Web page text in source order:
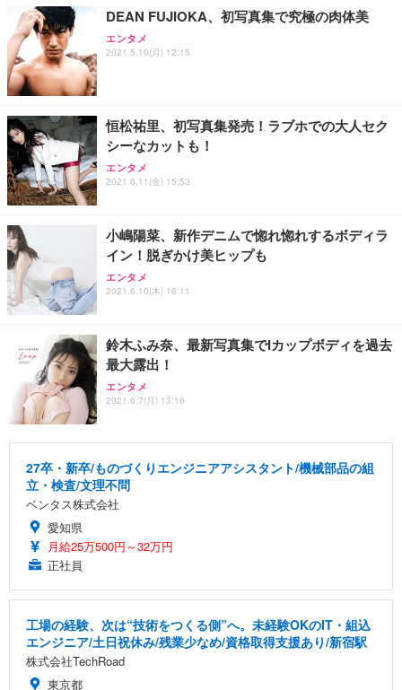
DEAN FUJIOKA、初写真集で究極の肉体美
エンタメ
2021.5.10(月) 12:15
恒松祐里、初写真集発売！ラブホでの大人セク
シーなカットも！
エンタメ
2021.6.11(金) 15:53
小嶋陽菜、新作デニムで惚れ惚れするボディラ
イン！脱ぎかけ美ヒップも
エンタメ
2021.6.10(木) 16:11
鈴木ふみ奈、最新写真集でIカップボディを過去
最大露出！
エンタメ
2021.6.7(月) 13:16
27卒・新卒/ものづくりエンジニアアシスタント/機械部品の組
立・検査/文理不問
ベンタス株式会社
愛知県
月給25万500円～32万円
正社員
工場の経験、次は“技術をつくる側”へ。未経験OKのIT・組込
エンジニア/土日祝休み/残業少なめ/資格取得支援あり/新宿駅
株式会社TechRoad
東京都